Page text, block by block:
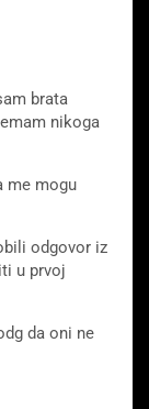
brata
nikoga
me mogu
odgovor iz
u prvoj
da oni ne